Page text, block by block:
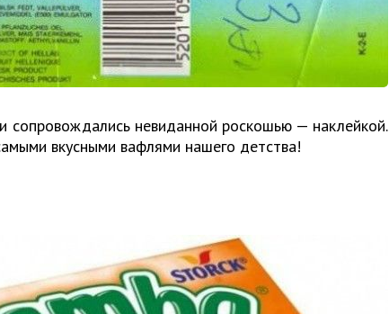
сопровождались невиданной роскошью — наклейкой.
вкусными вафлями нашего детства!